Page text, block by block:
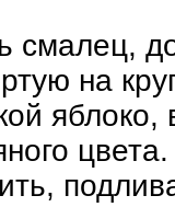
смалец,
на